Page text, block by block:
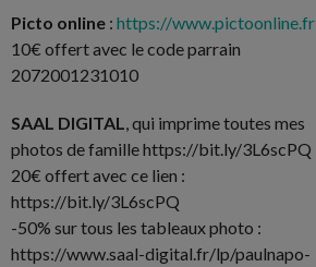
Picto online : https://www.pictoonline.fr
10€ offert avec le code parrain
2072001231010
SAAL DIGITAL
, qui imprime toutes mes
photos de famille https://bit.ly/3L6scPQ
20€ offert avec ce lien :
https://bit.ly/3L6scPQ
-50% sur tous les tableaux photo :
https://www.saal-digital.fr/lp/paulnapo-